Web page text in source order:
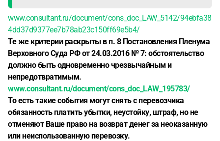
www.consultant.ru/document/cons_doc_LAW_5142/94ebfa38
4dd37d9377ee7b78ab23c150ff69e5b4/
Те же критерии раскрыты в п. 8 Постановления Пленума
Верховного Суда РФ от 24.03.2016 № 7: обстоятельство
должно быть одновременно чрезвычайным и
непредотвратимым.
www.consultant.ru/document/cons_doc_LAW_195783/
То есть такие события могут снять с перевозчика
обязанность платить убытки, неустойку, штраф, но не
отменяют Ваше право на возврат денег за неоказанную
или неиспользованную перевозку.